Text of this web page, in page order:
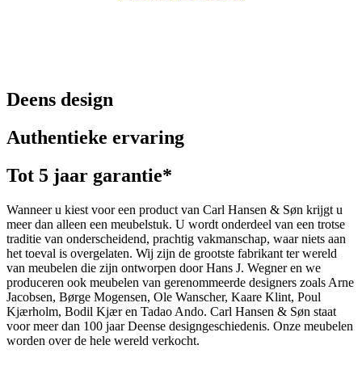
Deens design
Authentieke ervaring
Tot 5 jaar garantie*
Wanneer u kiest voor een product van Carl Hansen & Søn krijgt u
meer dan alleen een meubelstuk. U wordt onderdeel van een trotse
traditie van onderscheidend, prachtig vakmanschap, waar niets aan
het toeval is overgelaten. Wij zijn de grootste fabrikant ter wereld
van meubelen die zijn ontworpen door Hans J. Wegner en we
produceren ook meubelen van gerenommeerde designers zoals Arne
Jacobsen, Børge Mogensen, Ole Wanscher, Kaare Klint, Poul
Kjærholm, Bodil Kjær en Tadao Ando. Carl Hansen & Søn staat
voor meer dan 100 jaar Deense designgeschiedenis. Onze meubelen
worden over de hele wereld verkocht.